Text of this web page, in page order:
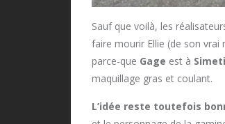
Sauf que voilà, les
faire mourir Ellie (de son vrai
parce-que Gage est à
maquillage gras et coulant.
L’idée reste toutefois